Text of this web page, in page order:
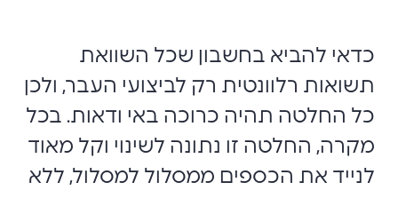
כדאי להביא בחשבון שכל השוואת
תשואות רלוונטית רק לביצועי העבר, ולכן
כל החלטה תהיה כרוכה באי ודאות. בכל
מקרה, החלטה זו נתונה לשינוי וקל מאוד
לנייד את הכספים ממסלול למסלול, ללא